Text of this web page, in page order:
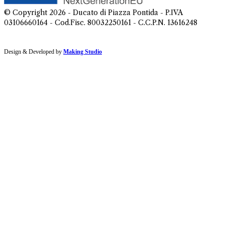
© Copyright 2026 - Ducato di Piazza Pontida - P.IVA
03106660164 - Cod.Fisc. 80032250161 - C.C.P.N. 13616248
Design & Developed by Making Studio